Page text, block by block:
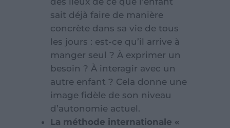
sait déjà faire de manière
concrète dans sa vie de tous
les jours : est-ce qu’il arrive à
manger seul ? À exprimer un
besoin ? À interagir avec un
autre enfant ? Cela donne une
image fidèle de son niveau
d’autonomie actuel.
La méthode internationale «